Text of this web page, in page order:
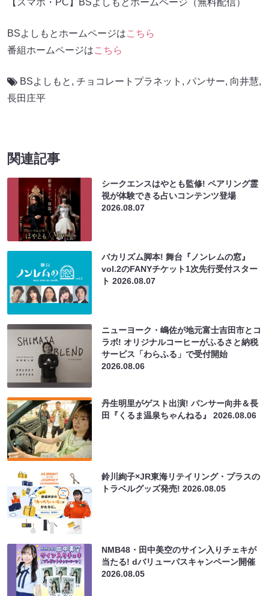
【スマホ・PC】BSよしもとホームページ（無料配信）
BSよしもとホームページはこちら
番組ホームページはこちら
BSよしもと , チョコレートプラネット , パンサー, 向井慧,
長田庄平
関連記事
シークエンスはやとも監修! ペアリング霊
視が体験できる占いコンテンツ登場
2026.08.07
バカリズム脚本! 舞台『ノンレムの窓』
vol.2のFANYチケット1次先行受付スター
ト2026.08.07
ニューヨーク・嶋佐が地元富士吉田市とコ
ラボ! オリジナルコーヒーがふるさと納税
サービス「わらふる」で受付開始
2026.08.06
丹生明里がゲスト出演! パンサー向井＆長
田『くるま温泉ちゃんねる』2026.08.06
鈴川絢子×JR東海リテイリング・プラスの
トラベルグッズ発売!2026.08.05
NMB48・田中美空のサイン入りチェキが
当たる! dバリューパスキャンペーン開催
2026.08.05